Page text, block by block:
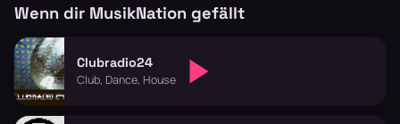
Wenn dir MusikNation gefällt
Clubradio24
Club, Dance, House